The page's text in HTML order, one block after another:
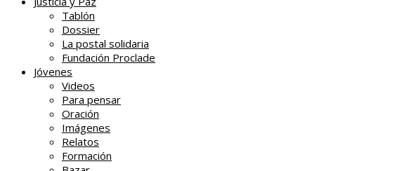
Tablón
Dossier
La postal solidaria
Fundación Proclade
Jóvenes
Videos
Para pensar
Oración
Imágenes
Relatos
Formación